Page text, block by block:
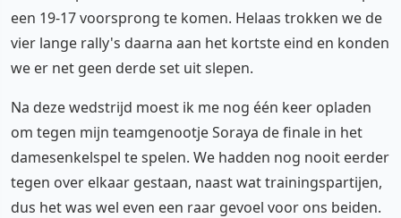
een 19-17 voorsprong te komen. Helaas trokken we de
vier lange rally's daarna aan het kortste eind en konden
we er net geen derde set uit slepen.
Na deze wedstrijd moest ik me nog één keer opladen
om tegen mijn teamgenootje Soraya de finale in het
damesenkelspel te spelen. We hadden nog nooit eerder
tegen over elkaar gestaan, naast wat trainingspartijen,
dus het was wel even een raar gevoel voor ons beiden.